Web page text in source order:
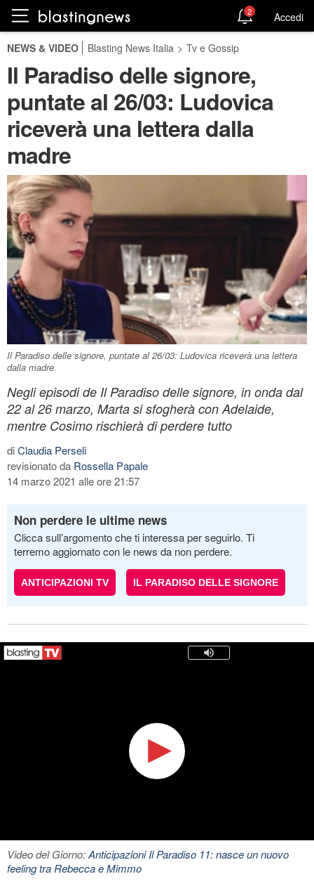
2 Accedi
NEWS & VIDEO Blasting News Italia > Tv e Gossip
Il Paradiso delle signore,
puntate al 26/03: Ludovica
riceverà una lettera dalla
madre
Il Paradiso delle signore, puntate al 26/03: Ludovica riceverà una lettera
dalla madre.
Negli episodi de Il Paradiso delle signore, in onda dal
22 al 26 marzo, Marta si sfogherà con Adelaide,
mentre Cosimo rischierà di perdere tutto
diClaudia Perseli
revisionato da Rossella Papale
14 marzo 2021 alle ore 21:57
Non perdere le ultime news
Clicca sull’argomento che ti interessa per seguirlo. Ti
terremo aggiornato con le news da non perdere.
ANTICIPAZIONI TV IL PARADISO DELLE SIGNORE
Video del Giorno:Anticipazioni Il Paradiso 11: nasce un nuovo
feeling tra Rebecca e Mimmo